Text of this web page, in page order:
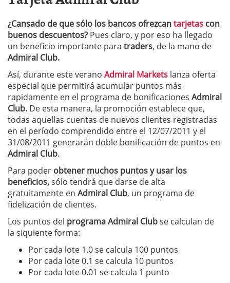
¿Cansado de que sólo los bancos ofrezcantarjetas con
buenos descuentos? Pues claro, y por eso ha llegado
un beneficio importante para traders, de la mano de
Admiral Club.
Así, durante este verano Admiral Markets lanza oferta
especial que permitirá acumular puntos más
rapidamente en el programa de bonificaciones Admiral
Club. De esta manera, la promoción establece que,
todas aquellas cuentas de nuevos clientes registradas
en el período comprendido entre el 12/07/2011 y el
31/08/2011 generarán doble bonificación de puntos en
Admiral Club.
Para poder obtener muchos puntos y usar los
beneficios,sólo tendrá que darse de alta
gratuitamente en Admiral Club, un programa de
fidelización de clientes.
Los puntos del programa Admiral Clubse calculan de
la siquiente forma:
Por cada lote 1.0 se calcula 100 puntos
Por cada lote 0.1 se calcula 10 puntos
Por cada lote 0.01 se calcula 1 punto